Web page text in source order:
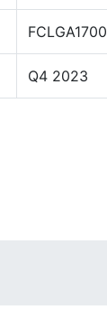
FCLGA1700
Q4 2023